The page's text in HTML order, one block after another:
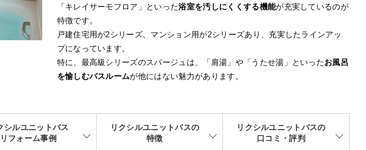
「キレイサーモフロア」といった浴室を汚しにくくする機能が充実しているのが
特徴です。
戸建住宅用が2シリーズ、マンション用が2シリーズあり、充実したラインアッ
プになっています。
特に、最高級シリーズのスパージュは、「肩湯」や「うたせ湯」といったお風呂
を愉しむバスルームが他にはない魅力があります。
シルユニットバス
リフォーム事例
リクシルユニットバスの
特徴
リクシルユニットバスの
口コミ・評判